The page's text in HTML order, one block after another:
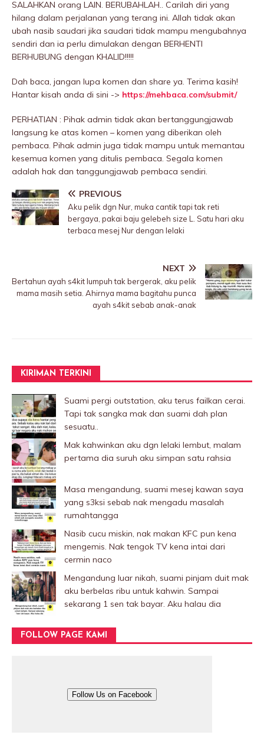
SALAHKAN orang LAIN. BERUBAHLAH.. Carilah diri yang
hilang dalam perjalanan yang terang ini. Allah tidak akan
ubah nasib saudari jika saudari tidak mampu mengubahnya
sendiri dan ia perlu dimulakan dengan BERHENTI
BERHUBUNG dengan KHALID!!!!!
Dah baca, jangan lupa komen dan share ya. Terima kasih!
Hantar kisah anda di sini -> https://mehbaca.com/submit/
PERHATIAN : Pihak admin tidak akan bertanggungjawab
langsung ke atas komen – komen yang diberikan oleh
pembaca. Pihak admin juga tidak mampu untuk memantau
kesemua komen yang ditulis pembaca. Segala komen
adalah hak dan tanggungjawab pembaca sendiri.
PREVIOUS
Aku pelik dgn Nur, muka cantik tapi tak reti
bergaya, pakai baju gelebeh size L. Satu hari aku
terbaca mesej Nur dengan lelaki
NEXT
Bertahun ayah s4kit lumpuh tak bergerak, aku pelik
mama masih setia. Ahirnya mama bagitahu punca
ayah s4kit sebab anak-anak
KIRIMAN TERKINI
Suami pergi outstation, aku terus failkan cerai.
Tapi tak sangka mak dan suami dah plan
sesuatu..
Mak kahwinkan aku dgn lelaki Iembut, malam
pertama dia suruh aku simpan satu rahsia
Masa mengandung, suami mesej kawan saya
yang s3ksi sebab nak mengadu masalah
rumahtangga
Nasib cucu miskin, nak makan KFC pun kena
mengemis. Nak tengok TV kena intai dari
cermin naco
Mengandung luar nikah, suami pinjam duit mak
aku berbelas ribu untuk kahwin. Sampai
sekarang 1 sen tak bayar. Aku halau dia
FOLLOW PAGE KAMI
Follow Us on Facebook